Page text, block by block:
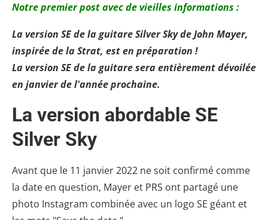
Notre premier post avec de vieilles informations :
La version SE de la guitare Silver Sky de John Mayer,
inspirée de la Strat, est en préparation !
La version SE de la guitare sera entièrement dévoilée
en janvier de l'année prochaine.
La version abordable SE
Silver Sky
Avant que le 11 janvier 2022 ne soit confirmé comme
la date en question, Mayer et PRS ont partagé une
photo Instagram combinée avec un logo SE géant et